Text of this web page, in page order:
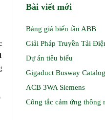
Bài viết mới
Bảng giá biến tần ABB
Giải Pháp Truyền Tải
Dự án tiêu biểu
Gigaduct Busway
ACB 3WA Siemens
Công tắc cảm ứng thông